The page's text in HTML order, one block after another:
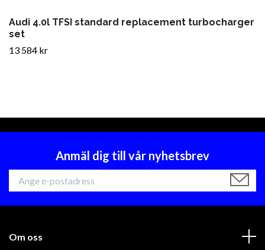
Audi 4.0l TFSI standard replacement turbocharger
set
13 584 kr
Anmäl dig till vår nyhetsbrev
Om oss